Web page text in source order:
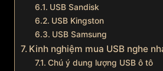
USB Sandisk
USB Kingston
USB Samsung
Kinh nghiệm mua USB nghe
Chú ý dung lượng USB ô tô